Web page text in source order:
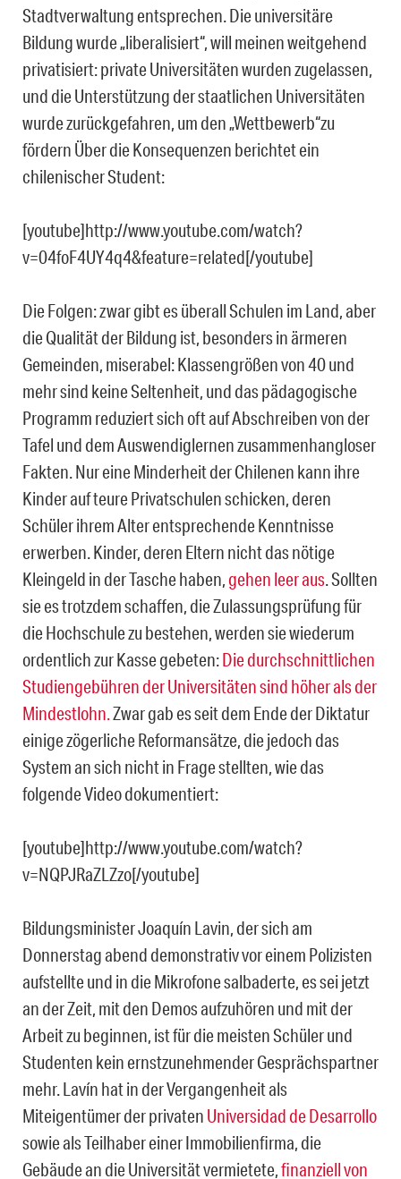
Stadtverwaltung entsprechen. Die universitäre
Bildung wurde „liberalisiert“, will meinen weitgehend
privatisiert: private Universitäten wurden zugelassen,
und die Unterstützung der staatlichen Universitäten
wurde zurückgefahren, um den „Wettbewerb“zu
fördern Über die Konsequenzen berichtet ein
chilenischer Student:
[youtube]http://www.youtube.com/watch?
v=04foF4UY4q4&feature=related[/youtube]
Die Folgen: zwar gibt es überall Schulen im Land, aber
die Qualität der Bildung ist, besonders in ärmeren
Gemeinden, miserabel: Klassengrößen von 40 und
mehr sind keine Seltenheit, und das pädagogische
Programm reduziert sich oft auf Abschreiben von der
Tafel und dem Auswendiglernen zusammenhangloser
Fakten. Nur eine Minderheit der Chilenen kann ihre
Kinder auf teure Privatschulen schicken, deren
Schüler ihrem Alter entsprechende Kenntnisse
erwerben. Kinder, deren Eltern nicht das nötige
Kleingeld in der Tasche haben,gehen leer aus. Sollten
sie es trotzdem schaffen, die Zulassungsprüfung für
die Hochschule zu bestehen, werden sie wiederum
ordentlich zur Kasse gebeten:Die durchschnittlichen
Studiengebühren der Universitäten sind höher als der
Mindestlohn.Zwar gab es seit dem Ende der Diktatur
einige zögerliche Reformansätze, die jedoch das
System an sich nicht in Frage stellten, wie das
folgende Video dokumentiert:
[youtube]http://www.youtube.com/watch?
v=NQPJRaZLZzo[/youtube]
Bildungsminister Joaquín Lavin, der sich am
Donnerstag abend demonstrativ vor einem Polizisten
aufstellte und in die Mikrofone salbaderte, es sei jetzt
an der Zeit, mit den Demos aufzuhören und mit der
Arbeit zu beginnen, ist für die meisten Schüler und
Studenten kein ernstzunehmender Gesprächspartner
mehr. Lavín hat in der Vergangenheit als
Miteigentümer der privaten Universidad de Desarrollo
sowie als Teilhaber einer Immobilienfirma, die
Gebäude an die Universität vermietete,finanziell von